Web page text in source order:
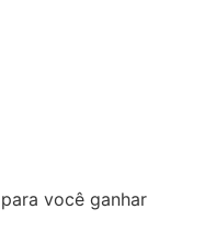
para você ganhar